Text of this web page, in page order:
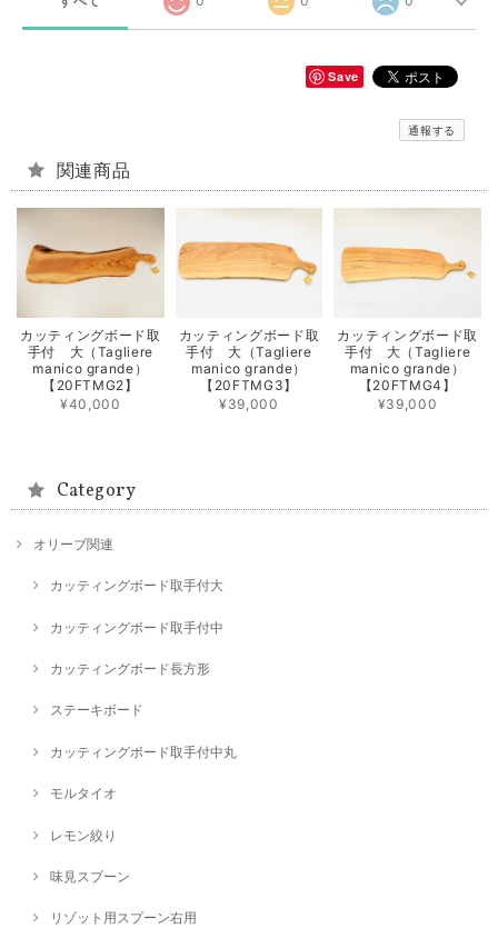
Save
通報する
関連商品
カッティングボード取
手付 大（Tagliere
manico grande）
【20FTMG2】
¥40,000
カッティングボード取
手付 大（Tagliere
manico grande）
【20FTMG3】
¥39,000
カッティングボード取
手付 大（Tagliere
manico grande）
【20FTMG4】
¥39,000
Category
オリーブ関連
カッティングボード取手付大
カッティングボード取手付中
カッティングボード長方形
ステーキボード
カッティングボード取手付中丸
モルタイオ
レモン絞り
味見スプーン
リゾット用スプーン右用